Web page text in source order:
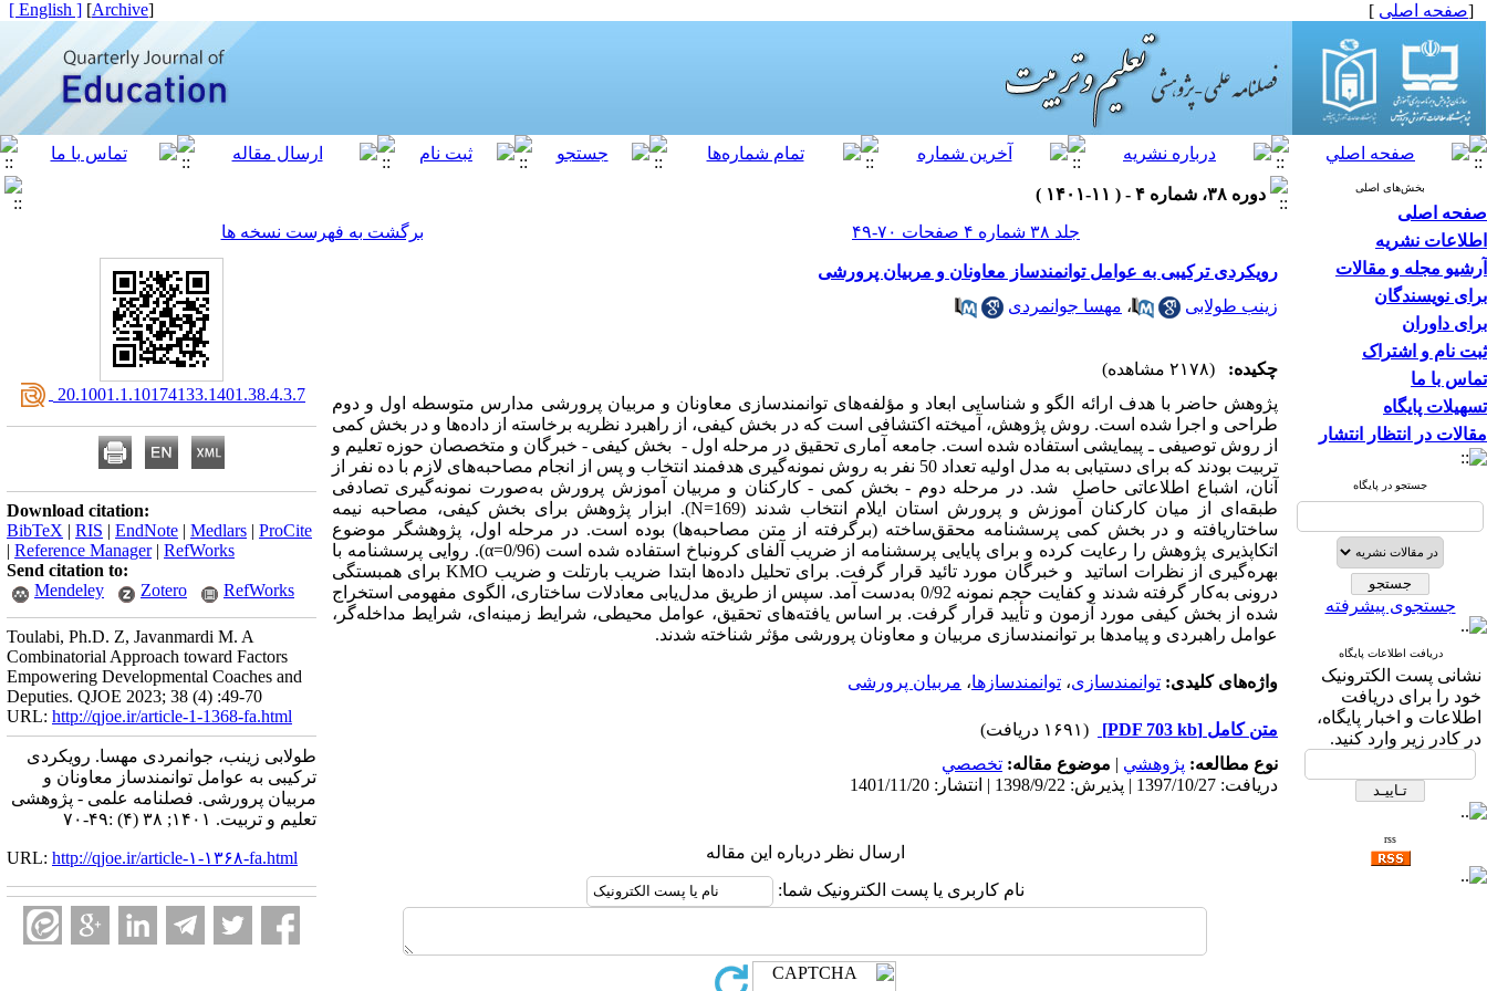
[صفحه اصلی ]
[
Archive
]
[ English ]
بخش‌های اصلی
صفحه اصلی
اطلاعات نشریه
آرشیو مجله و مقالات
برای نویسندگان
برای داوران
ثبت نام و اشتراک
تماس با ما
تسهیلات پایگاه
مقالات در انتظار انتشار
جستجو در پایگاه
جستجوی پیشرفته
دریافت اطلاعات پایگاه
نشانی پست الکترونیک
خود را برای دریافت
اطلاعات و اخبار پایگاه،
در کادر زیر وارد کنید.
rss
دوره ۳۸، شماره ۴ - ( ۱۱-۱۴۰۱ )
جلد ۳۸ شماره ۴ صفحات ۷۰-۴۹
برگشت به فهرست نسخه ها
رویکردی ترکیبی به عوامل توانمندساز معاونان و مربیان پرورشی
زینب طولابی
، مهسا جوانمردی
چکیده:
(۲۱۷۸ مشاهده)
پژوهش حاضر­ با هدف ارائه الگو و شناسایی ابعاد و مؤلفه­‌های توانمندسازی معاونان و مربیان پرورشی مدارس متوسطه اول و دوم
طراحی و اجرا شده است. روش پژوهش، آمیخته اکتشافی است که در بخش کیفی، از راهبرد نظریه برخاسته از داده‌ها و در بخش کمی
از روش توصیفی ـ پیمایشی استفاده شده است. جامعه آماری تحقیق در مرحله اول - بخش کیفی - خبرگان و متخصصان حوزه تعلیم و
تربیت بودند که برای دستیابی به مدل اولیه تعداد 50 نفر به روش نمونه‌گیری هدفمند انتخاب و پس از انجام مصاحبه­‌های لازم با ده نفر از
آنان، اشباع اطلاعاتی حاصل شد. در مرحله دوم - بخش کمی - کارکنان و مربیان آموزش پرورش به‌صورت نمونه‌گیری تصادفی
طبقه‌ای از میان کارکنان آموزش و پرورش استان ایلام انتخاب شدند (N=169). ابزار پژوهش برای بخش کیفی، مصاحبه نیمه­‌
ساختاریافته و در بخش کمی پرسشنامه محقق­‌ساخته (برگرفته از متن مصاحبه‌ها) بوده است. در مرحله اول، پژوهشگر موضوع
اتکاپذیری پژوهش را رعایت کرده و برای پایایی پرسشنامه از ضریب آلفای کرونباخ استفاده شده است (0/96=α). روایی پرسشنامه با
بهره­‌گیری از نظرات اساتید و خبرگان مورد تائید قرار گرفت. برای تحلیل داده­‌ها ابتدا ضریب بارتلت و ضریب KMO برای همبستگی
درونی به­‌کار گرفته شدند و کفایت حجم نمونه 0/92 به­‌دست آمد. سپس از طریق مدل‌­یابی معادلات ساختاری، الگوی مفهومی استخراج­‌
شده از بخش کیفی مورد آزمون و تأیید قرار گرفت. بر اساس یافته­‌های تحقیق، عوامل محیطی، شرایط زمینه­‌ای، شرایط مداخله­‌گر،
عوامل راهبردی و پیامدها بر توانمندسازی مربیان و معاونان پرورشی مؤثر شناخته شدند.
واژه‌های کلیدی: توانمندسازی، توانمندسازها، مربیان پرورشی
متن کامل [PDF 703 kb]
(۱۶۹۱ دریافت)
نوع مطالعه: پژوهشي | موضوع مقاله: تخصصي
دریافت: 1397/10/27 | پذیرش: 1398/9/22 | انتشار: 1401/11/20
ارسال نظر درباره این مقاله
نام کاربری یا پست الکترونیک شما:
‎ 20.1001.1.10174133.1401.38.4.3.7
Download citation:
BibTeX | RIS | EndNote | Medlars | ProCite
| Reference Manager| RefWorks
Send citation to:
Mendeley
Zotero RefWorks
Toulabi, Ph.D. Z, Javanmardi M. A
Combinatorial Approach toward Factors
Empowering Developmental Coaches and
Deputies. QJOE 2023; 38 (4) :49-70
URL: http://qjoe.ir/article-1-1368-fa.html
طولابی زینب، جوانمردی مهسا. رویکردی
ترکیبی به عوامل توانمندساز معاونان و
مربیان پرورشی. فصلنامه علمی - پژوهشی
تعلیم و تربیت. ۱۴۰۱; ۳۸ (۴) :۴۹-۷۰
URL: http://qjoe.ir/article-۱-۱۳۶۸-fa.html